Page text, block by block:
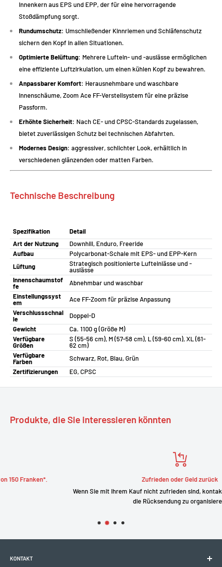
Innenkern aus EPS und EPP, der für eine hervorragende
Stoßdämpfung sorgt.
Rundumschutz: Umschließender Kinnriemen und Schläfenschutz
sichern den Kopf in allen Situationen.
Optimierte Belüftung: Mehrere Luftein- und -auslässe ermöglichen
eine effiziente Luftzirkulation, um einen kühlen Kopf zu bewahren.
Anpassbarer Komfort: Herausnehmbare und waschbare
Innenschäume, Zoom Ace FF-Verstellsystem für eine präzise
Passform.
Erhöhte Sicherheit: Nach CE- und CPSC-Standards zugelassen,
bietet zuverlässigen Schutz bei technischen Abfahrten.
Modernes Design: aggressiver, schlichter Look, erhältlich in
verschiedenen glänzenden oder matten Farben.
Technische Beschreibung
Spezifikation
Detail
Art der Nutzung
Downhill, Enduro, Freeride
Aufbau
Polycarbonat-Schale mit EPS- und EPP-Kern
Lüftung
Strategisch positionierte Lufteinlässe und -
auslässe
Innenschaumstof
fe
Abnehmbar und waschbar
Einstellungssyst
em
Ace FF-Zoom für präzise Anpassung
Verschlussschnal
le
Doppel-D
Gewicht
Ca. 1100 g (Größe M)
Verfügbare
Größen
S (55-56 cm), M (57-58 cm), L (59-60 cm), XL (61-
62 cm)
Verfügbare
Farben
Schwarz, Rot, Blau, Grün
Zertifizierungen
EG, CPSC
Produkte, die Sie interessieren könnten
Zufrieden oder Geld zurück
Wenn Sie mit Ihrem Kauf nicht zufrieden sind, kontaktieren Sie uns bitte,
die Rücksendung zu organisieren.
KONTAKT